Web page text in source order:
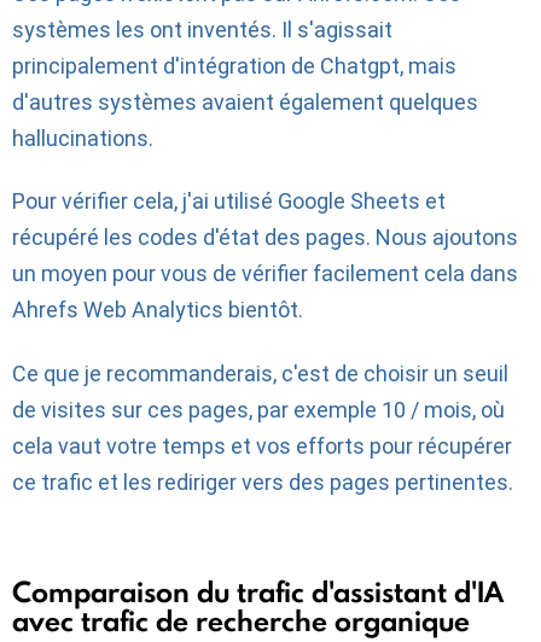
systèmes les ont inventés. Il s'agissait
principalement d'intégration de Chatgpt, mais
d'autres systèmes avaient également quelques
hallucinations.
Pour vérifier cela, j'ai utilisé Google Sheets et
récupéré les codes d'état des pages. Nous ajoutons
un moyen pour vous de vérifier facilement cela dans
Ahrefs Web Analytics bientôt.
Ce que je recommanderais, c'est de choisir un seuil
de visites sur ces pages, par exemple 10 / mois, où
cela vaut votre temps et vos efforts pour récupérer
ce trafic et les rediriger vers des pages pertinentes.
Comparaison du trafic d'assistant d'IA
avec trafic de recherche organique